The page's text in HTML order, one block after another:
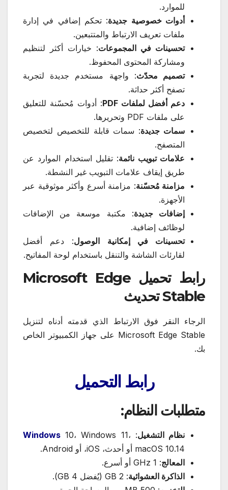
للموارد.
أدوات خصوصية جديدة: تحكم إضافي في إدارة
ملفات تعريف الارتباط والمتتبعين.
تحسينات في المجموعات: خيارات أكثر لتنظيم
ومشاركة المحتوى المحفوظ.
تصميم محدّث: واجهة مستخدم جديدة لتجربة
تصفح أكثر حداثة.
دعم أفضل لملفات PDF
: أدوات مُحسّنة للتعليق
على ملفات PDF وتحريرها.
سمات جديدة: سمات قابلة للتخصيص لتخصيص
المتصفح.
علامات تبويب نائمة: تقليل استخدام الموارد عن
طريق إيقاف علامات التبويب غير النشطة.
مزامنة مُحسّنة: مزامنة أسرع وأكثر موثوقية عبر
الأجهزة.
إضافات جديدة: مكتبة موسعة من الإضافات
لوظائف إضافية.
تحسينات في إمكانية الوصول: دعم أفضل
لقارئات الشاشة والتنقل باستخدام لوحة المفاتيح.
رابط تحميل Microsoft Edge
Stable تحديث
الرجاء النقر فوق الارتباط الذي قدمته أدناه لتنزيل
Microsoft Edge Stable على جهاز الكمبيوتر الخاص
بك.
رابط التحميل
متطلبات النظام:
نظام التشغيل:
Windows 10، Windows 11،
macOS 10.14 أو أحدث، iOS، أو Android.
المعالج: 1 GHz أو أسرع.
الذاكرة العشوائية: 2 GB (يُفضل 4 GB).